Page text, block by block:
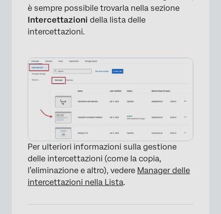
è sempre possibile trovarla nella sezione
Intercettazioni della lista delle
intercettazioni.
Per ulteriori informazioni sulla gestione
delle intercettazioni (come la copia,
l’eliminazione e altro), vedere Manager delle
intercettazioni nella Lista.